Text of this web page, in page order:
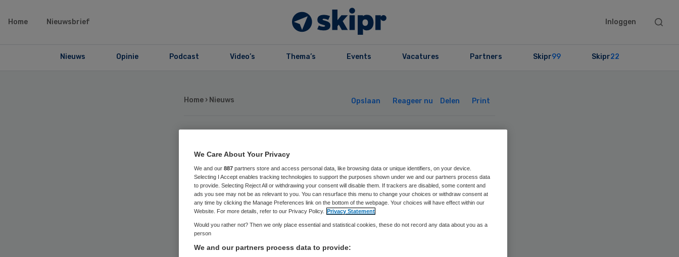
Home Nieuwsbrief Inloggen
Search
Nieuws Opinie Podcast Video’s Thema’s Events Vacatures Partners Skipr99 Skipr22
Home › Nieuws Opslaan Reageer nu Delen Print
Elisabeth Tweesteden
geeft vertrokken
bestuurders tonnen
mee
We Care About Your Privacy
We and our 887 partners store and access personal data, like browsing data or unique identifiers, on your device.
Selecting I Accept enables tracking technologies to support the purposes shown under we and our partners process data
to provide. Selecting Reject All or withdrawing your consent will disable them. If trackers are disabled, some content and
ads you see may not be as relevant to you. You can resurface this menu to change your choices or withdraw consent at
any time by clicking the Manage Preferences link on the bottom of the webpage. Your choices will have effect within our
Website. For more details, refer to our Privacy Policy. Privacy Statement
Would you rather not? Then we only place essential and statistical cookies, these do not record any data about you as a
person
We and our partners process data to provide: